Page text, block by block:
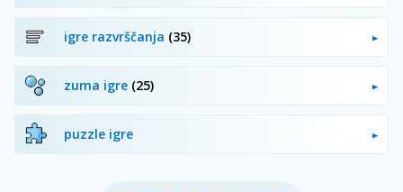
igre razvrščanja (35)
zuma igre (25)
puzzle igre